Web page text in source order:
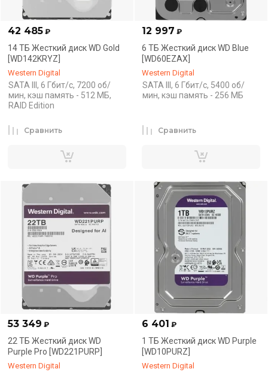
42 485 ₽
14 ТБ Жесткий диск WD Gold
[WD142KRYZ]
Western Digital
SATA III, 6 Гбит/с, 7200 об/
мин, кэш память - 512 МБ,
RAID Edition
Сравнить
12 997 ₽
6 ТБ Жесткий диск WD Blue
[WD60EZAX]
Western Digital
SATA III, 6 Гбит/с, 5400 об/
мин, кэш память - 256 МБ
Сравнить
53 349 ₽
22 ТБ Жесткий диск WD
Purple Pro [WD221PURP]
Western Digital
6 401 ₽
1 ТБ Жесткий диск WD Purple
[WD10PURZ]
Western Digital